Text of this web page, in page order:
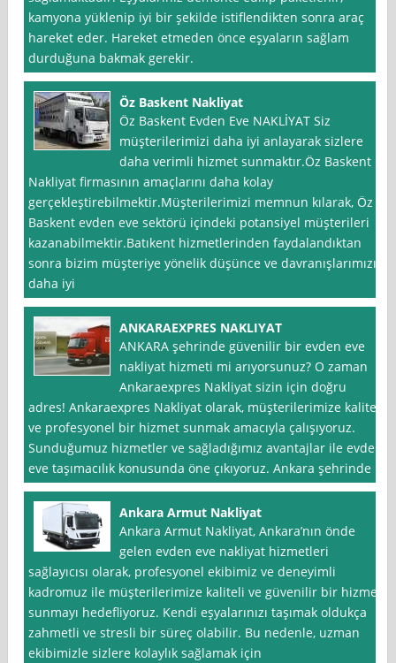
kamyona yüklenip iyi bir şekilde istiflendikten sonra araç
hareket eder. Hareket etmeden önce eşyaların sağlam
durduğuna bakmak gerekir.
Öz Baskent Nakliyat
Öz Baskent Evden Eve NAKLİYAT Siz
müşterilerimizi daha iyi anlayarak sizlere
daha verimli hizmet sunmaktır.Öz Baskent
Nakliyat firmasının amaçlarını daha kolay
gerçekleştirebilmektir.Müşterilerimizi memnun kılarak, Öz
Baskent evden eve sektörü içindeki potansiyel müşterileri
kazanabilmektir.Batıkent hizmetlerinden faydalandıktan
sonra bizim müşteriye yönelik düşünce ve davranışlarımızı
daha iyi
ANKARAEXPRES NAKLIYAT
ANKARA şehrinde güvenilir bir evden eve
nakliyat hizmeti mi arıyorsunuz? O zaman
Ankaraexpres Nakliyat sizin için doğru
adres! Ankaraexpres Nakliyat olarak, müşterilerimize kaliteli
ve profesyonel bir hizmet sunmak amacıyla çalışıyoruz.
Sunduğumuz hizmetler ve sağladığımız avantajlar ile evden
eve taşımacılık konusunda öne çıkıyoruz. Ankara şehrinde
Ankara Armut Nakliyat
Ankara Armut Nakliyat, Ankara’nın önde
gelen evden eve nakliyat hizmetleri
sağlayıcısı olarak, profesyonel ekibimiz ve deneyimli
kadromuz ile müşterilerimize kaliteli ve güvenilir bir hizmet
sunmayı hedefliyoruz. Kendi eşyalarınızı taşımak oldukça
zahmetli ve stresli bir süreç olabilir. Bu nedenle, uzman
ekibimizle sizlere kolaylık sağlamak için